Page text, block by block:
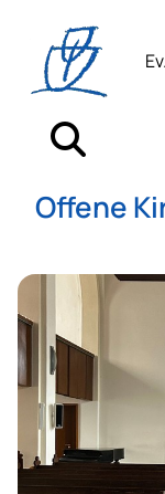
Offene